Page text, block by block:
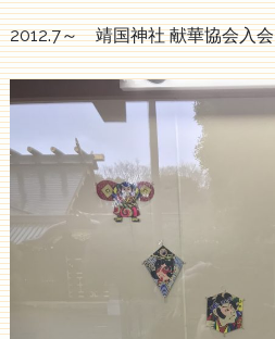
2012.7～ 靖国神社 献華協会入会